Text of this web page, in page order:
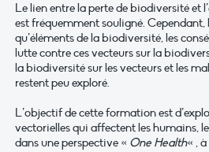
Le lien entre la perte de biodiversité et
est fréquemment souligné. Cependant,
qu’éléments de la biodiversité, les
lutte contre ces vecteurs sur la
la biodiversité sur les vecteurs et les
restent peu exploré.
L’objectif de cette formation est
vectorielles qui affectent les humains,
dans une perspective « One Health« ,